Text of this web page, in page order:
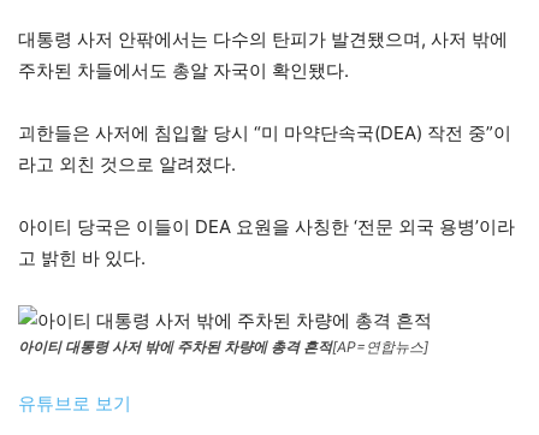
대통령 사저 안팎에서는 다수의 탄피가 발견됐으며, 사저 밖에
주차된 차들에서도 총알 자국이 확인됐다.
괴한들은 사저에 침입할 당시 “미 마약단속국(DEA) 작전 중”이
라고 외친 것으로 알려졌다.
아이티 당국은 이들이 DEA 요원을 사칭한 ‘전문 외국 용병’이라
고 밝힌 바 있다.
아이티 대통령 사저 밖에 주차된 차량에 총격 흔적[AP=연합뉴스]
유튜브로 보기